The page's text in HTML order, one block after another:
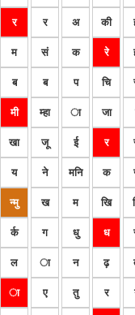
र र अ की
म सं क रे
ब ब प चि
मी म्हा ा जा
खा जू ई र
य ने मनि क
न्मु ख म खि
र्क ग धु ध
ल ा न ढ़
ा ए तु र